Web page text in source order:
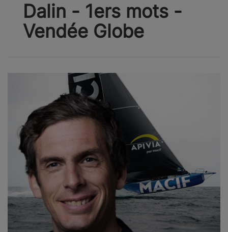
Dalin - 1ers mots -
Vendée Globe